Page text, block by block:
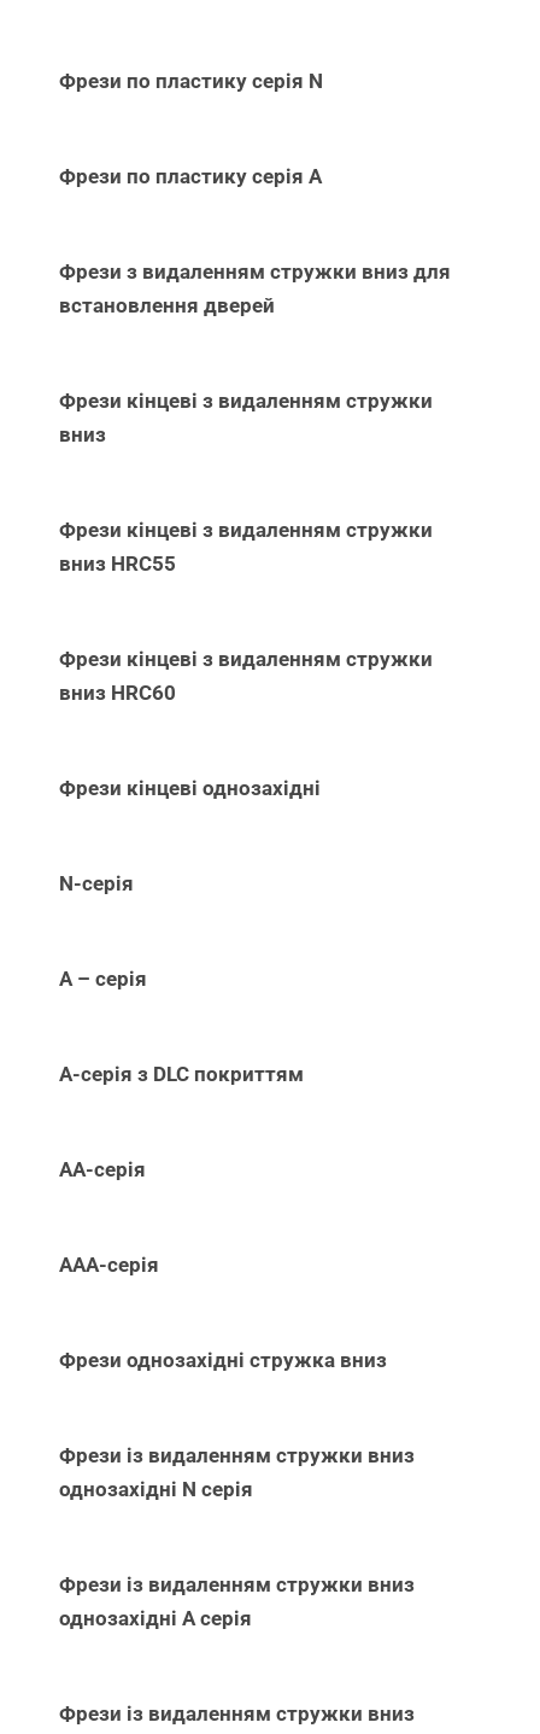
Фрези по пластику серія N
Фрези по пластику серія А
Фрези з видаленням стружки вниз для
встановлення дверей
Фрези кінцеві з видаленням стружки
вниз
Фрези кінцеві з видаленням стружки
вниз НRC55
Фрези кінцеві з видаленням стружки
вниз НRC60
Фрези кінцеві однозахідні
N-серія
А – серія
А-серія з DLC покриттям
АА-серія
ААА-серія
Фрези однозахідні стружка вниз
Фрези із видаленням стружки вниз
однозахідні N серія
Фрези із видаленням стружки вниз
однозахідні А серія
Фрези із видаленням стружки вниз